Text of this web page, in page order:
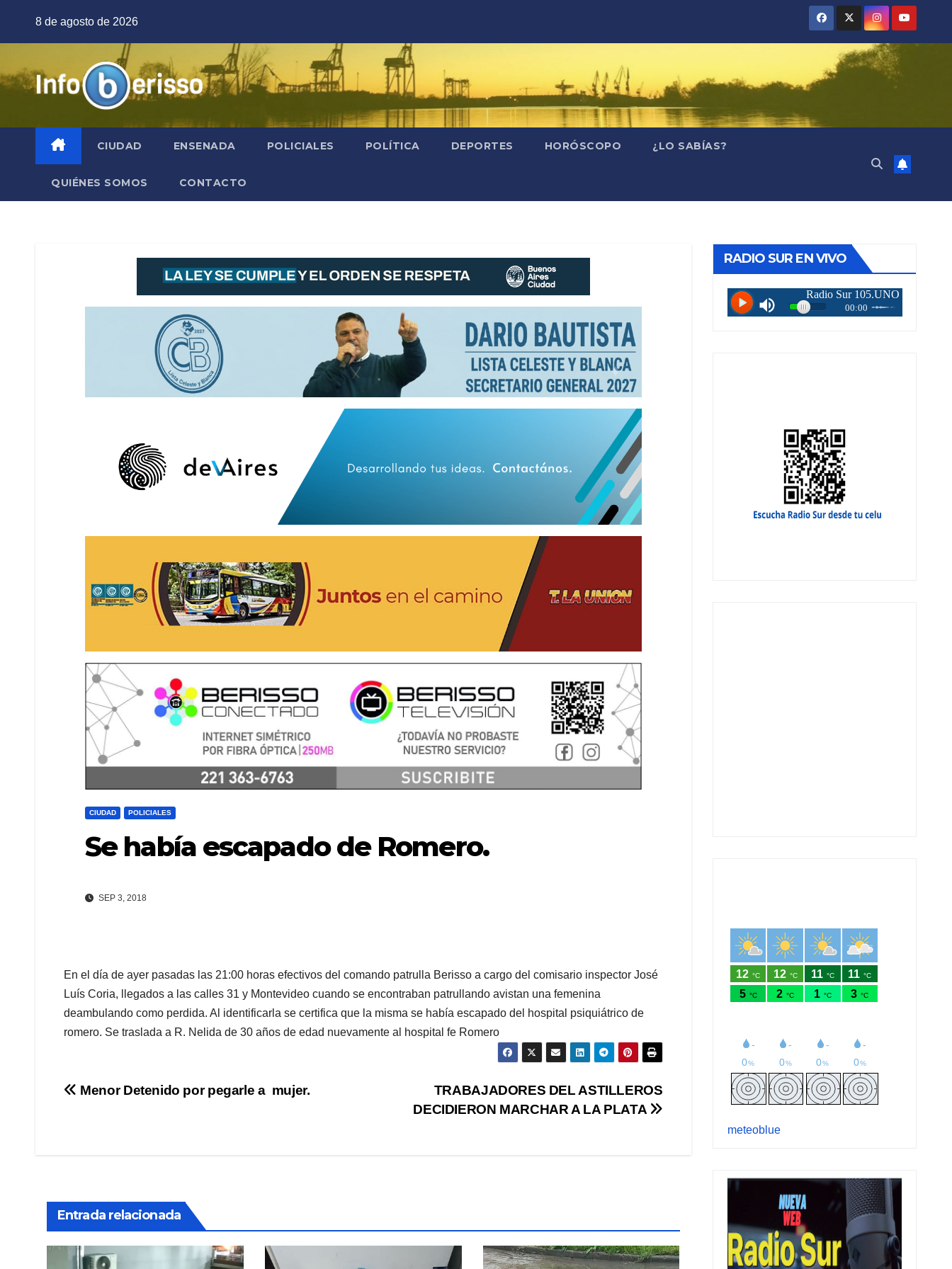
8 de agosto de 2026
CIUDAD ENSENADA POLICIALES POLÍTICA DEPORTES HORÓSCOPO ¿LO SABÍAS?
QUIÉNES SOMOS CONTACTO
CIUDAD POLICIALES
Se había escapado de Romero.
SEP 3, 2018
En el día de ayer pasadas las 21:00 horas efectivos del comando patrulla Berisso a cargo del comisario inspector José
Luís Coria, llegados a las calles 31 y Montevideo cuando se encontraban patrullando avistan una femenina
deambulando como perdida. Al identificarla se certifica que la misma se había escapado del hospital psiquiátrico de
romero. Se traslada a R. Nelida de 30 años de edad nuevamente al hospital fe Romero
Navegación
TRABAJADORES DEL ASTILLEROS
DECIDIERON MARCHAR A LA PLATA
Menor Detenido por pegarle a mujer.
Entrada relacionada
RADIO SUR EN VIVO
meteoblue